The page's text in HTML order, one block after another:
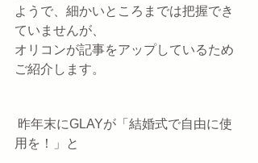
ようで、細かいところまでは把握でき
ていませんが、
オリコンが記事をアップしているため
ご紹介します。
用を！」と